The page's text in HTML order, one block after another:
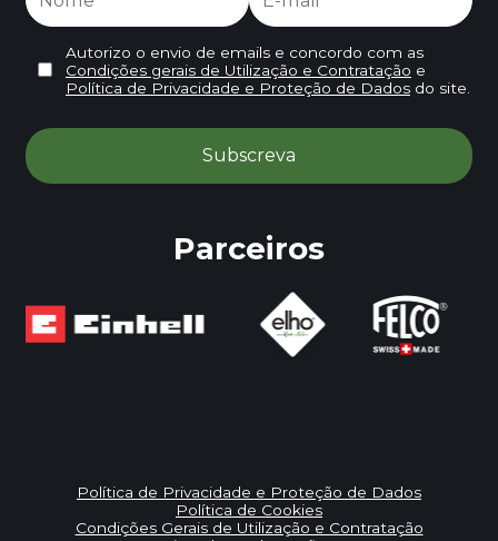
Autorizo o envio de emails e concordo com as
Condições gerais de Utilização e Contratação e
Política de Privacidade e Proteção de Dadosdo site.
Parceiros
Política de Privacidade e Proteção de Dados
Política de Cookies
Condições Gerais de Utilização e Contratação